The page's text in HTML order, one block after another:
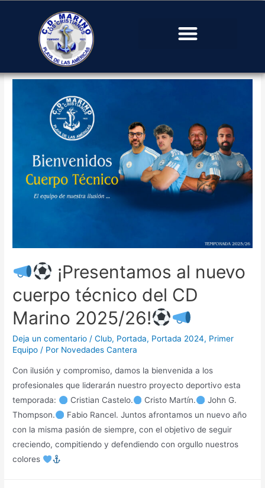
#deporte
¡Presentamos al nuevo
cuerpo técnico del CD
Marino 2025/26!
Deja un comentario /Club, Portada, Portada 2024, Primer
Equipo / Por Novedades Cantera
Con ilusión y compromiso, damos la bienvenida a los
profesionales que liderarán nuestro proyecto deportivo esta
temporada:
Cristian Castelo. Cristo Martín.
John G.
Thompson.
Fabio Rancel. Juntos afrontamos un nuevo año
con la misma pasión de siempre, con el objetivo de seguir
creciendo, compitiendo y defendiendo con orgullo nuestros
colores